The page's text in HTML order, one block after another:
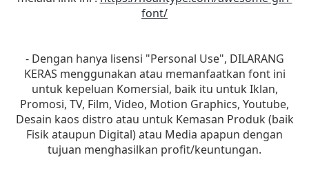
font/
- Dengan hanya lisensi "Personal Use", DILARANG
KERAS menggunakan atau memanfaatkan font ini
untuk kepeluan Komersial, baik itu untuk Iklan,
Promosi, TV, Film, Video, Motion Graphics, Youtube,
Desain kaos distro atau untuk Kemasan Produk (baik
Fisik ataupun Digital) atau Media apapun dengan
tujuan menghasilkan profit/keuntungan.